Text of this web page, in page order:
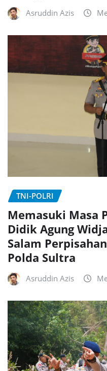
Asruddin Azis
TNI-POLRI
Memasuki Masa
Didik Agung
Salam
Polda Sultra
Asruddin Azis